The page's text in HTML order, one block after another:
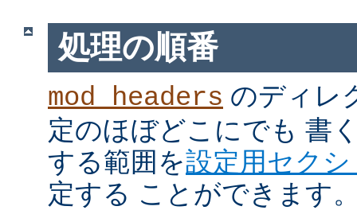
処理の順番
mod_headers のディレ
定のほぼどこにでも 書
する範囲を設定用セク
定する ことができます